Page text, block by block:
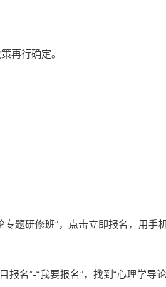
再行确定。
专题研修班”，点击立即报名，用手
名”-“我要报名”，找到“心理学导论